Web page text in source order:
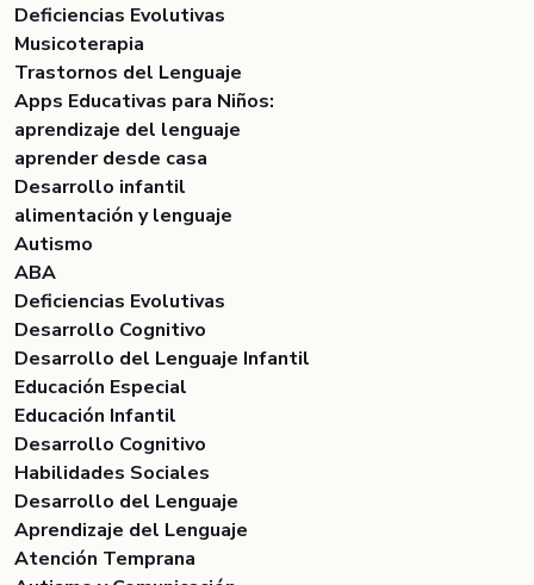
Deficiencias Evolutivas
Musicoterapia
Trastornos del Lenguaje
Apps Educativas para Niños:
aprendizaje del lenguaje
aprender desde casa
Desarrollo infantil
alimentación y lenguaje
Autismo
ABA
Deficiencias Evolutivas
Desarrollo Cognitivo
Desarrollo del Lenguaje Infantil
Educación Especial
Educación Infantil
Desarrollo Cognitivo
Habilidades Sociales
Desarrollo del Lenguaje
Aprendizaje del Lenguaje
Atención Temprana